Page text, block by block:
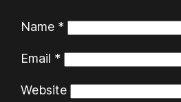
Name *
Email *
Website